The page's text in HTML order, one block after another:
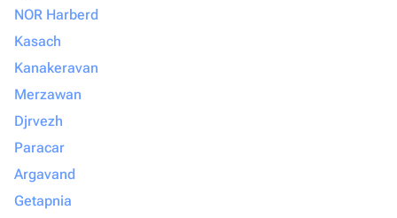
NOR Harberd
Kasach
Kanakeravan
Merzawan
Djrvezh
Paracar
Argavand
Getapnia